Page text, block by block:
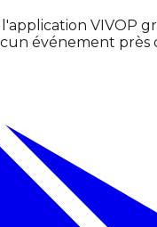
VIVOP
événement près